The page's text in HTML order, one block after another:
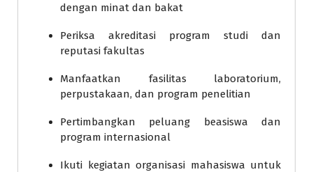
dengan minat dan bakat
Periksa akreditasi program studi dan
reputasi fakultas
Manfaatkan fasilitas laboratorium,
perpustakaan, dan program penelitian
Pertimbangkan peluang beasiswa dan
program internasional
Ikuti kegiatan organisasi mahasiswa untuk